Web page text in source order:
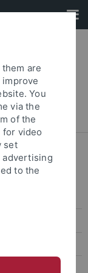
are
You
via the
of the
for video
set
advertising
to the